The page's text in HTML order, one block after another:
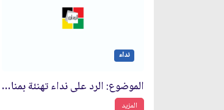
نداء
الموضوع: الرد على نداء تهنئة بمناسبة الذكرى السنوية الثامنة لانتصار الثورة الاسلامية
المزيد